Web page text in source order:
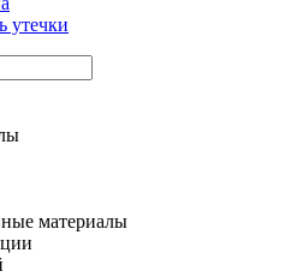
утечки
материалы